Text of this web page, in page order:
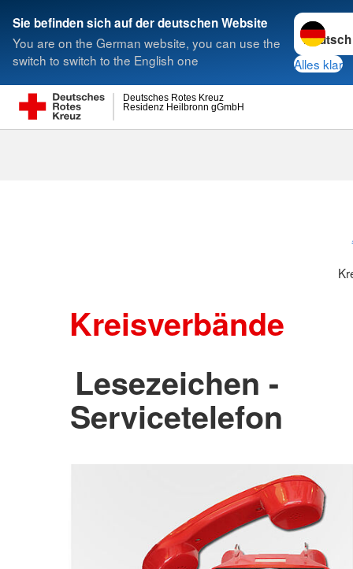
Sie befinden sich auf der deutschen Website
You are on the German website, you can use the
switch to switch to the English one
Sprache
Alles klar
Residenz Heilbronn gGmbH
Deutsches Rotes Kreuz
Suche
Kreisverbände
Lesezeichen -
Servicetelefon